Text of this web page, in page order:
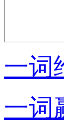
一词
一词